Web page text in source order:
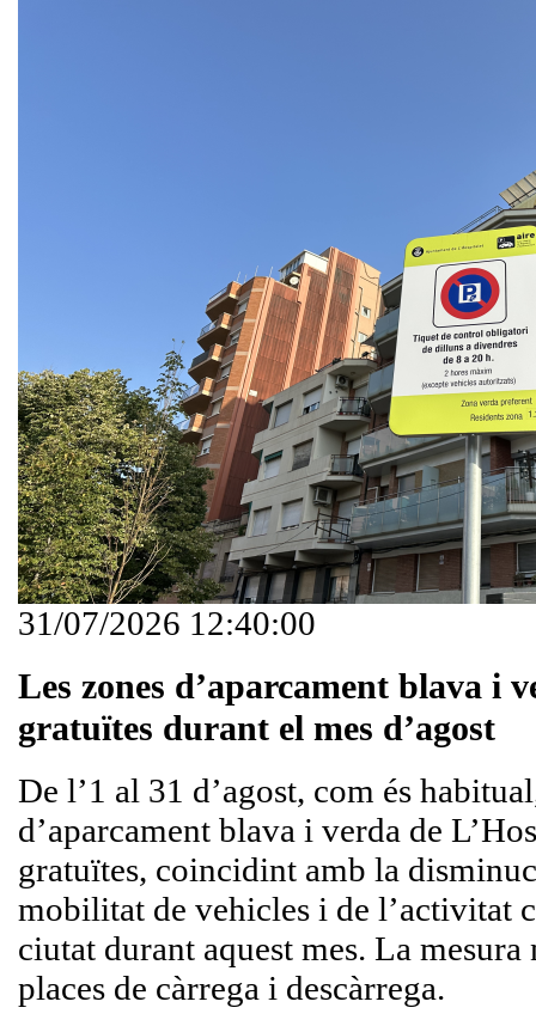
31/07/2026 12:40:00
Les zones d’aparcament blava i
gratuïtes durant el mes d’agost
De l’1 al 31 d’agost, com és
d’aparcament blava i verda de
gratuïtes, coincidint amb la
mobilitat de vehicles i de l’activitat
ciutat durant aquest mes. La mesura
places de càrrega i descàrrega.